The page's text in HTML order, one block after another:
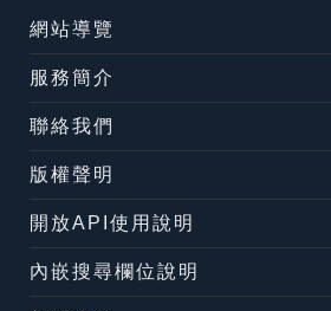
網站導覽
服務簡介
聯絡我們
版權聲明
開放API使用說明
內嵌搜尋欄位說明